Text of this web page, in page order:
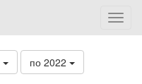
по 2022